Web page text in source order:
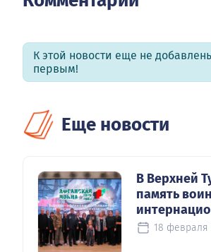
К этой новости еще не
первым!
Еще новости
В Верхней
память
18 февраля